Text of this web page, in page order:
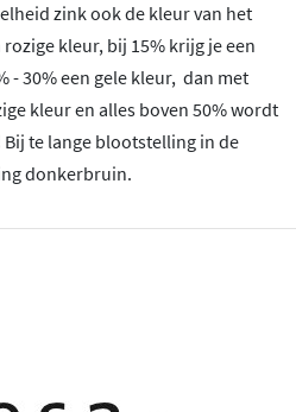
zink ook de kleur van het
kleur, bij 15% krijg je een
- 30% een gele kleur, dan met
kleur en alles boven 50% wordt
Bij te lange blootstelling in de
donkerbruin.